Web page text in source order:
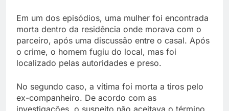
Em um dos episódios, uma mulher foi encontrada
morta dentro da residência onde morava com o
parceiro, após uma discussão entre o casal. Após
o crime, o homem fugiu do local, mas foi
localizado pelas autoridades e preso.
No segundo caso, a vítima foi morta a tiros pelo
ex-companheiro. De acordo com as
investigações, o suspeito não aceitava o término